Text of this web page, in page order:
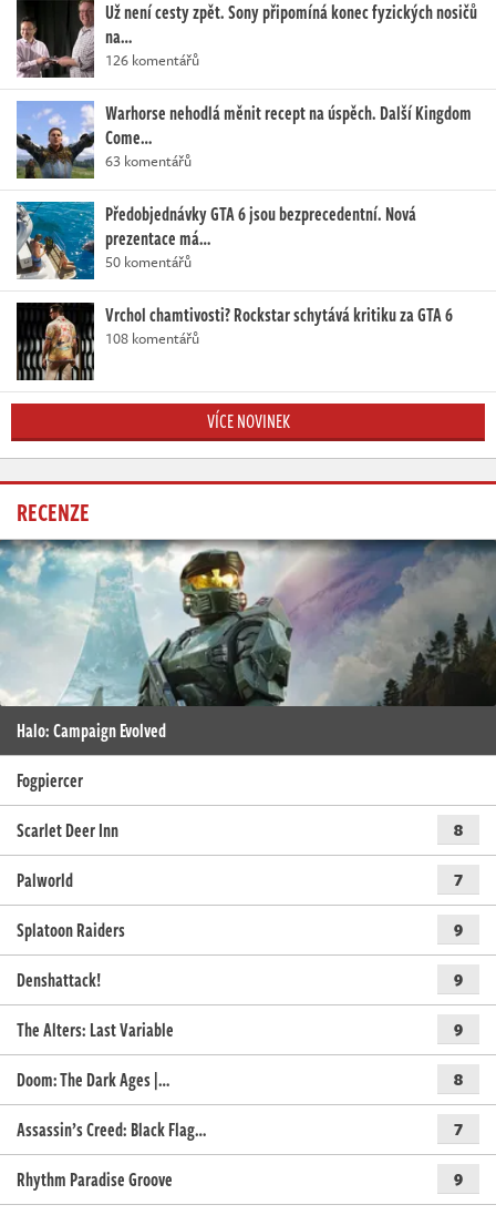
Už není cesty zpět. Sony připomíná konec fyzických nosičů
na…
126 komentářů
Warhorse nehodlá měnit recept na úspěch. Další Kingdom
Come…
63 komentářů
Předobjednávky GTA 6 jsou bezprecedentní. Nová
prezentace má…
50 komentářů
Vrchol chamtivosti? Rockstar schytává kritiku za GTA 6
108 komentářů
VÍCE NOVINEK
RECENZE
Halo: Campaign Evolved
Fogpiercer
Scarlet Deer Inn
8
Palworld 7
Splatoon Raiders 9
Denshattack! 9
The Alters: Last Variable 9
Doom: The Dark Ages |… 8
Assassin’s Creed: Black Flag… 7
Rhythm Paradise Groove 9